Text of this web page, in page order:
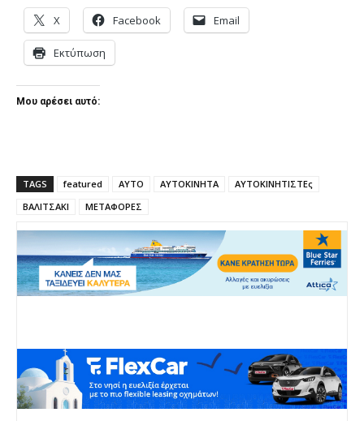
X Facebook Email
Εκτύπωση
Μου αρέσει αυτό:
TAGS featured ΑΥΤΟ ΑΥΤΟΚΙΝΗΤΑ
ΑΥΤΟΚΙΝΗΤΙΣΤΕς
ΒΑΛΙΤΣΑΚΙ
ΜΕΤΑΦΟΡΕΣ